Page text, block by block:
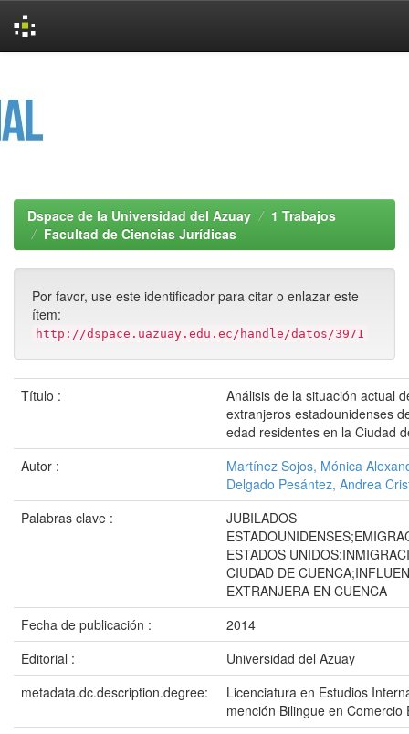
Dspace de la Universidad del Azuay
1 Trabajos
Facultad de Ciencias Jurídicas
Por favor, use este identificador para citar o enlazar este
ítem:
http://dspace.uazuay.edu.ec/handle/datos/3971
Título :
Análisis de la situación actual
extranjeros estadounidenses
edad residentes en la Ciudad
Autor :
Martínez Sojos, Mónica
Delgado Pesántez, Andrea
Palabras clave :
JUBILADOS
ESTADOS
CIUDAD DE
EXTRANJERA EN CUENCA
Fecha de publicación :
2014
Editorial :
Universidad del Azuay
metadata.dc.description.degree:
Licenciatura en Estudios
mención Bilingue en Comercio